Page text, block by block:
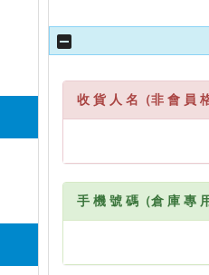
收 貨 人 名（非 會 員
手 機 號 碼（倉 庫 專 用